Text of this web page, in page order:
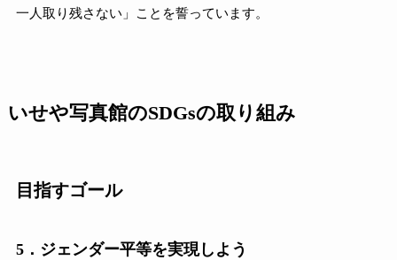
一人取り残さない」ことを誓っています。
いせや写真館のSDGsの取り組み
目指すゴール
5．ジェンダー平等を実現しよう